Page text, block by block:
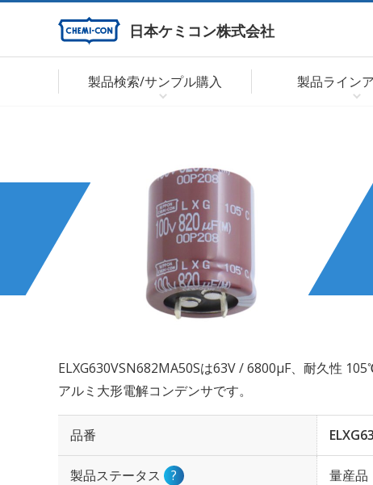
日本ケミコン株式会社
製品検索/サンプル購入 製品ライン
ELXG630VSN682MA50Sは63V / 6800µF、耐久性
アルミ大形電解コンデンサです。
品番
製品ステータス ? 量産品